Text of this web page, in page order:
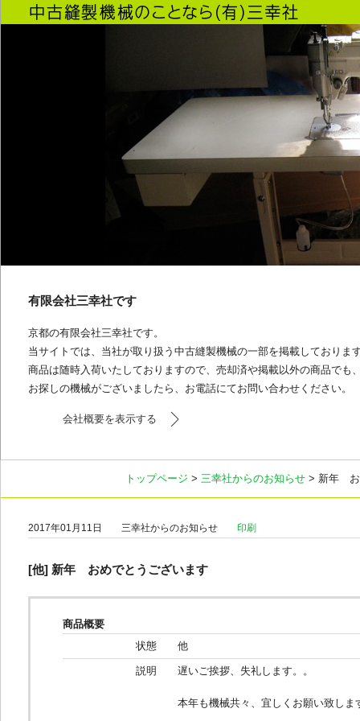
有限会社三幸社です
京都の有限会社三幸社です。
当サイトでは、当社が取り扱う中古縫製機械の一部を掲載しておりま
商品は随時入荷いたしておりますので、売却済や掲載以外の商品でも
お探しの機械がございましたら、お電話にてお問い合わせください。
会社概要を表示する
トップページ > 三幸社からのお知らせ> 新年 お
2017年01月11日 三幸社からのお知らせ 印刷
[他] 新年 おめでとうございます
商品概要
状態
他
説明 遅いご挨拶、失礼します。。
本年も機械共々、宜しくお願い致しま